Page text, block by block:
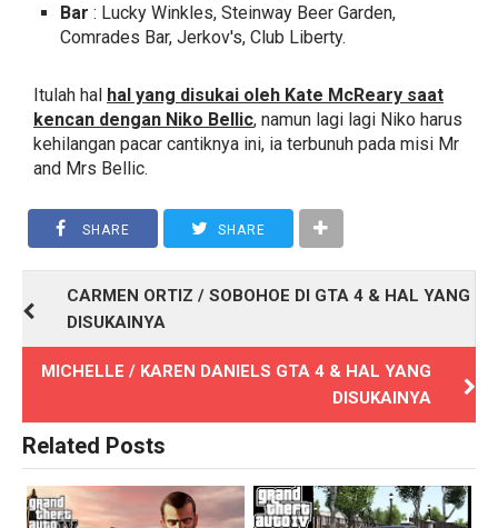
Bar : Lucky Winkles, Steinway Beer Garden,
Comrades Bar, Jerkov's, Club Liberty.
Itulah hal hal yang disukai oleh Kate McReary saat
kencan dengan Niko Bellic, namun lagi lagi Niko harus
kehilangan pacar cantiknya ini, ia terbunuh pada misi Mr
and Mrs Bellic.
SHARE SHARE
CARMEN ORTIZ / SOBOHOE DI GTA 4 & HAL YANG
DISUKAINYA
MICHELLE / KAREN DANIELS GTA 4 & HAL YANG
DISUKAINYA
Related Posts